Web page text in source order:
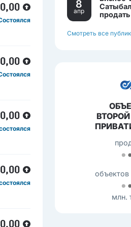
8
апр
Смотреть все
млн.